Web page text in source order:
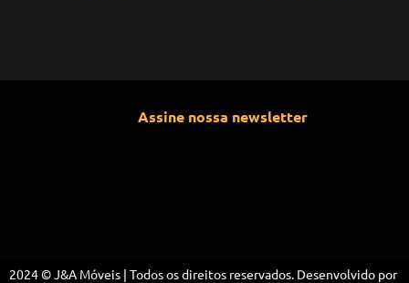
Assine nossa newsletter
2024 © J&A Móveis | Todos os direitos reservados. Desenvolvido por